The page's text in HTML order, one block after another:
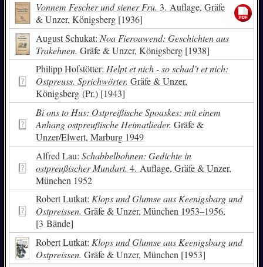
Vonnem Fescher und siener Fru. 3. Auflage, Gräfe
& Unzer, Königsberg [1936]
August Schukat: Noa Fieroawend: Geschichten aus
Trakehnen. Gräfe & Unzer, Königsberg [1938]
Philipp Hofstötter: Helpt et nich - so schad’t et nich:
Ostpreuss. Sprichwörter. Gräfe & Unzer,
Königsberg (Pr.) [1943]
Bi ons to Hus: Ostpreißische Spoaskes; mit einem
Anhang ostpreußische Heimatlieder. Gräfe &
Unzer/Elwert, Marburg 1949
Alfred Lau: Schabbelbohnen: Gedichte in
ostpreußischer Mundart. 4. Auflage, Gräfe & Unzer,
München 1952
Robert Lutkat: Klops und Glumse aus Keenigsbarg und
Ostpreissen. Gräfe & Unzer, München 1953–1956,
[3 Bände]
Robert Lutkat: Klops und Glumse aus Keenigsbarg und
Ostpreissen. Gräfe & Unzer, München [1953]